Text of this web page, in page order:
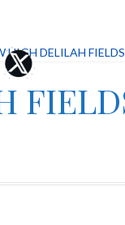
HIGH DELILAH